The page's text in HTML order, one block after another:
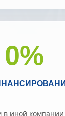
0%
в иной компании